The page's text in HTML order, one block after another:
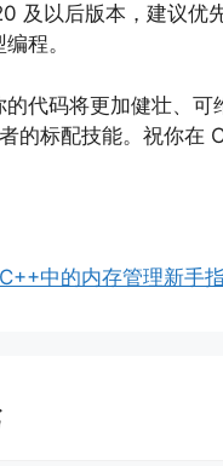
及以后版本，建议优
程。
代码将更加健壮、可
的标配技能。祝你在
中的内存管理新手